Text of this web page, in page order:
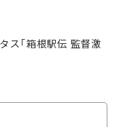
ス「箱根駅伝 監督激